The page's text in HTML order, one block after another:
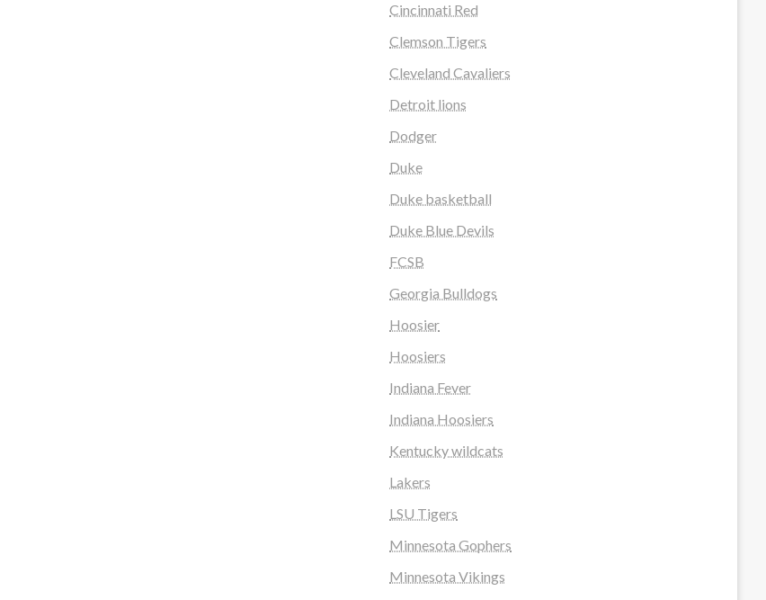
Cincinnati Red
Clemson Tigers
Cleveland Cavaliers
Detroit lions
Dodger
Duke
Duke basketball
Duke Blue Devils
FCSB
Georgia Bulldogs
Hoosier
Hoosiers
Indiana Fever
Indiana Hoosiers
Kentucky wildcats
Lakers
LSU Tigers
Minnesota Gophers
Minnesota Vikings